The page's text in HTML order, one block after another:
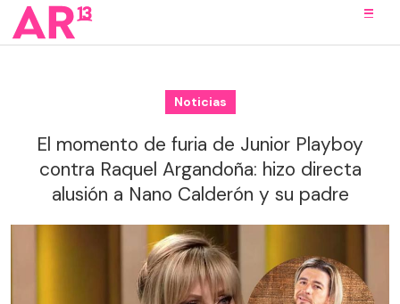
Noticias
El momento de furia de Junior Playboy
contra Raquel Argandoña: hizo directa
alusión a Nano Calderón y su padre